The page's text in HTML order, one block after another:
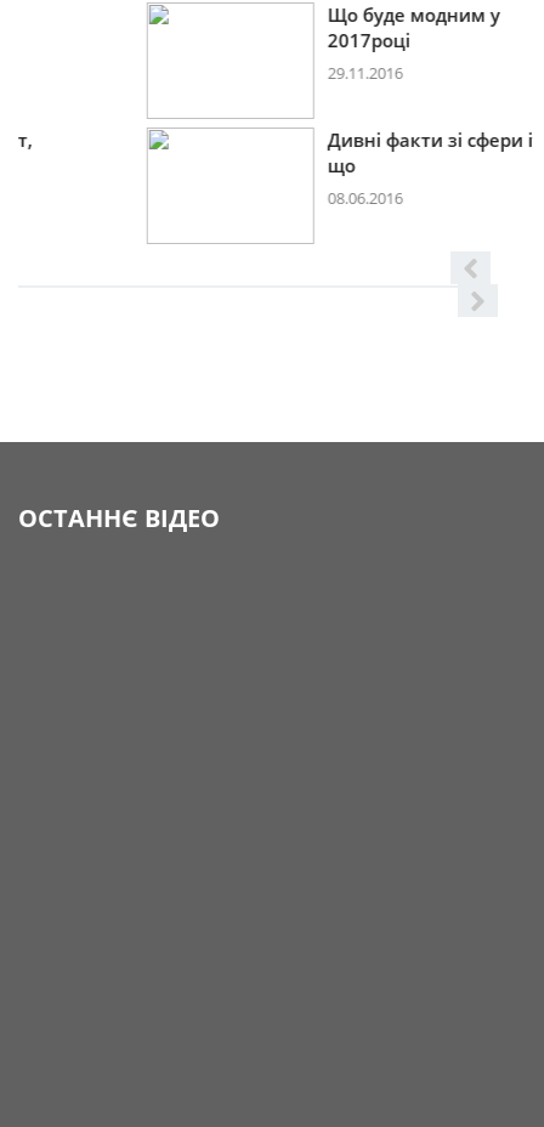
Що буде модним у
Дивні факти зі сфери іт,
ОСТАННЄ ВІДЕО